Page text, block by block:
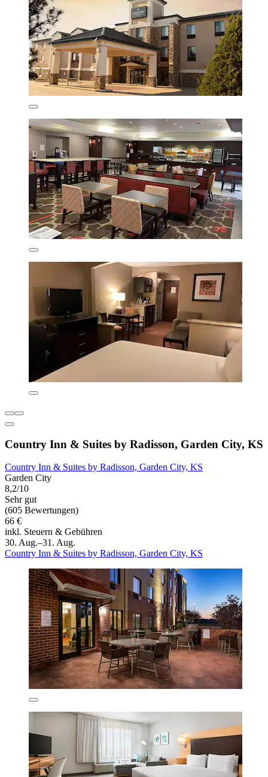
Country Inn & Suites by Radisson, Garden City, KS
Country Inn & Suites by Radisson, Garden City, KS
Garden City
8,2/10
Sehr gut
(605 Bewertungen)
66 €
inkl. Steuern & Gebühren
30. Aug.–31. Aug.
Country Inn & Suites by Radisson, Garden City, KS